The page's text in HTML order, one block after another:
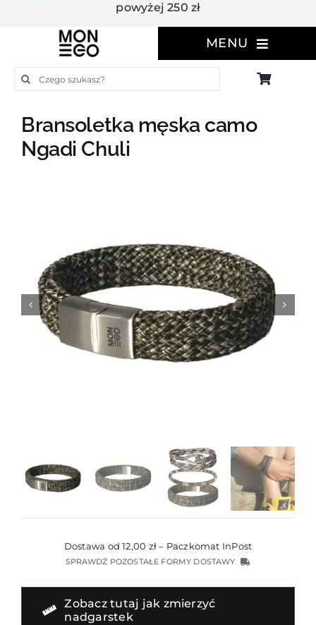
powyżej 250 zł
MENU
Szukaj
Bransoletka męska camo
Ngadi Chuli
Dostawa od 12,00 zł – Paczkomat InPost
SPRAWDŹ POZOSTAŁE FORMY DOSTAWY
Zobacz tutaj jak zmierzyć
nadgarstek